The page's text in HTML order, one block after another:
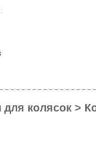
для колясок >